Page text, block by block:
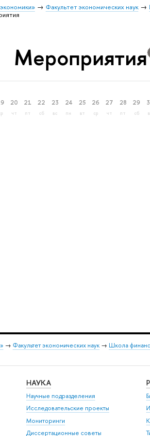
Факультет экономических наук
Мероприятия
20
чт
21
пт
22
сб
23
вс
24
пн
25
вт
26
ср
27
чт
28
пт
29
сб
→ Факультет экономических наук→ Школа
НАУКА
Научные подразделения
Исследовательские проекты
Мониторинги
Диссертационные советы